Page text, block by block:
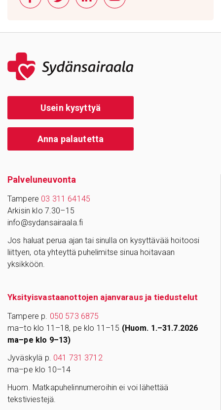
Usein kysyttyä
Anna palautetta
Palve­lu­neu­vonta
Tampere 03 311 64145
Arkisin klo 7.30–15
info@sydansairaala.fi
Jos haluat perua ajan tai sinulla on kysyttävää hoitoosi
liittyen, ota yhteyttä puhelimitse sinua hoitavaan
yksikköön.
Yksityisvastaanottojen ajanvaraus ja tiedustelut
Tampere p. 050 573 6875
ma–to klo 11–18, pe klo 11–15 (Huom. 1.–31.7.2026
ma–pe klo 9–13)
Jyväskylä p. 041 731 3712
ma–pe klo 10–14
Huom. Matkapuhelinnumeroihin ei voi lähettää
tekstiviestejä.